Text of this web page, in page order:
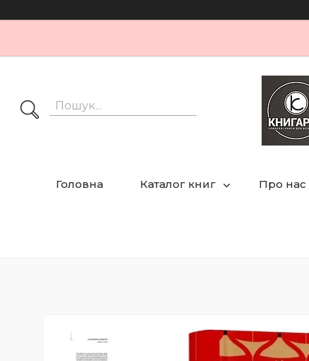
Головна Каталог книг Про нас